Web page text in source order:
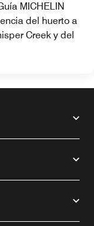
MICHELIN
del huerto a
Creek y del